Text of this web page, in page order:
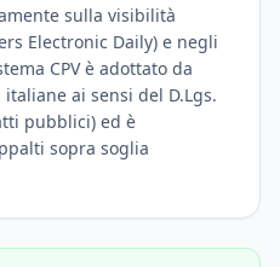
sulla visibilità
Electronic Daily) e negli
CPV è adottato da
ai sensi del D.Lgs.
pubblici) ed è
sopra soglia